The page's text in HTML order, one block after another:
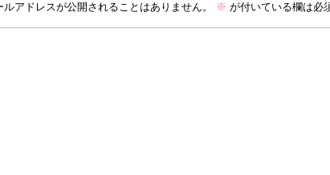
ルアドレスが公開されることはありません。 ※ が付いている欄は必